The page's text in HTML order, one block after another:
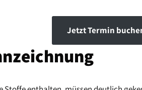
Jetzt Termin